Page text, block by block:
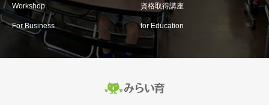
Workshop 資格取得講座
For Business for Education